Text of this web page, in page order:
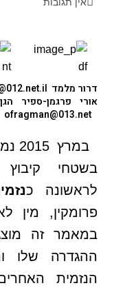
אין תגובות
דרור מלמד
אורי פרגמן-ספיר
ofragman@013.net
בשטחי
לראשונה כ
פרומקין, מין
במאמר זה
ההגדרה שלו
הנזמית